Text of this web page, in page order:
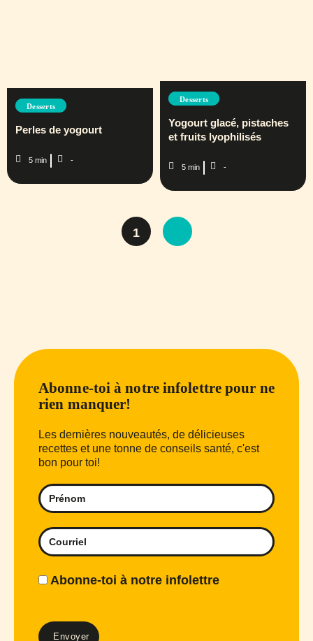
Desserts
Perles de yogourt
5 min -
Desserts
Yogourt glacé, pistaches
et fruits lyophilisés
5 min -
1
Abonne-toi à notre infolettre pour ne
rien manquer!
Les dernières nouveautés, de délicieuses
recettes et une tonne de conseils santé, c'est
bon pour toi!
Abonne-toi à notre infolettre